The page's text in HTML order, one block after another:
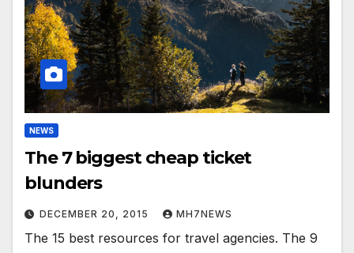
NEWS
The 7 biggest cheap ticket
blunders
DECEMBER 20, 2015 MH7NEWS
The 15 best resources for travel agencies. The 9